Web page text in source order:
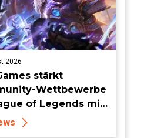
2026
stärkt
Wettbewerbe
of Legends mit
Organized-Play-